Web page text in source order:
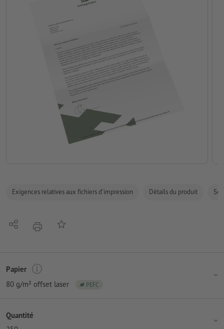
Exigences relatives aux fichiers d'impression Détails du produit
PartagerimprimerAjouter à liste d'article
Papier
80 g/m² offset laser
PEFC
Quantité